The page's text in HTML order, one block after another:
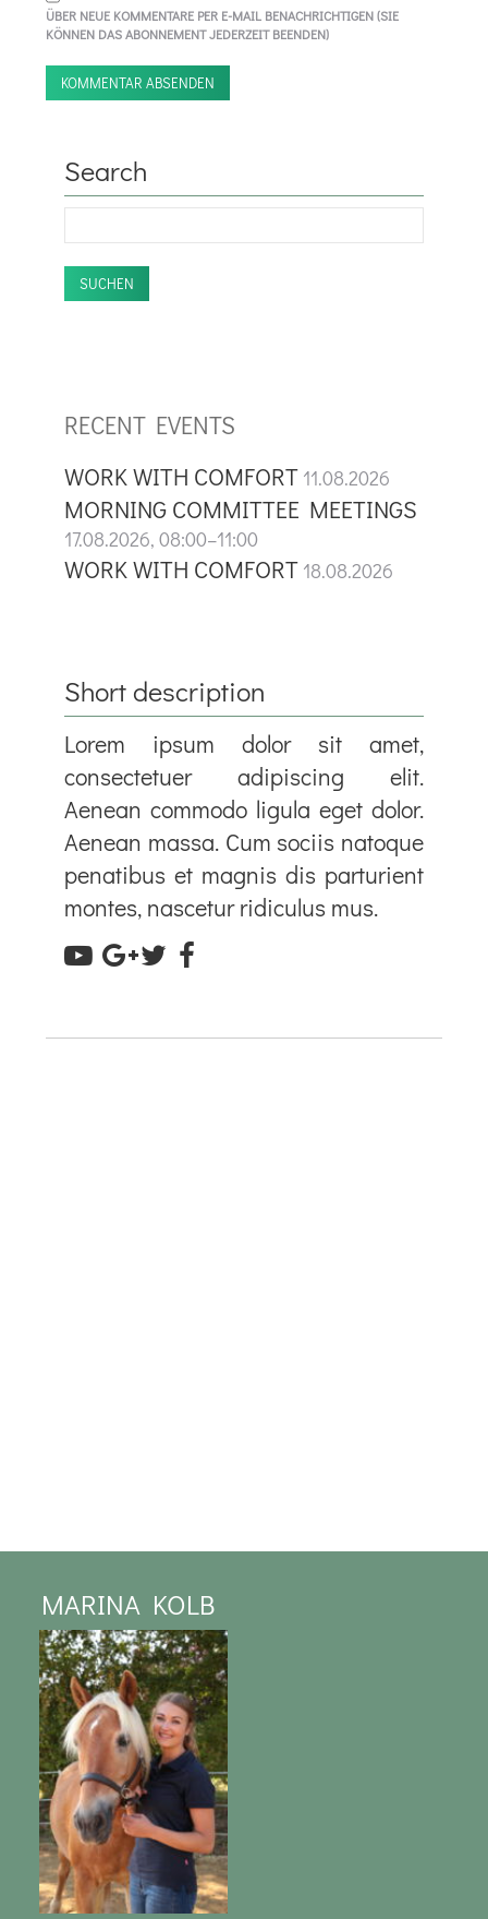
ÜBER NEUE KOMMENTARE PER E-MAIL BENACHRICHTIGEN (SIE
KÖNNEN DAS ABONNEMENT JEDERZEIT BEENDEN)
KOMMENTAR ABSENDEN
Search
SUCHEN
RECENT EVENTS
WORK WITH COMFORT 11.08.2026
MORNING COMMITTEE MEETINGS
17.08.2026, 08:00–11:00
WORK WITH COMFORT 18.08.2026
Short description
Lorem ipsum dolor sit amet,
consectetuer adipiscing elit.
Aenean commodo ligula eget dolor.
Aenean massa. Cum sociis natoque
penatibus et magnis dis parturient
montes, nascetur ridiculus mus.
MARINA KOLB